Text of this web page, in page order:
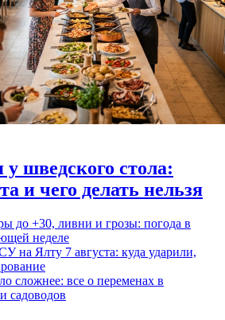
у шведского стола:
и чего делать нельзя
до +30, ливни и грозы: погода в
неделе
на Ялту 7 августа: куда ударили,
сложнее: все о переменах в
садоводов